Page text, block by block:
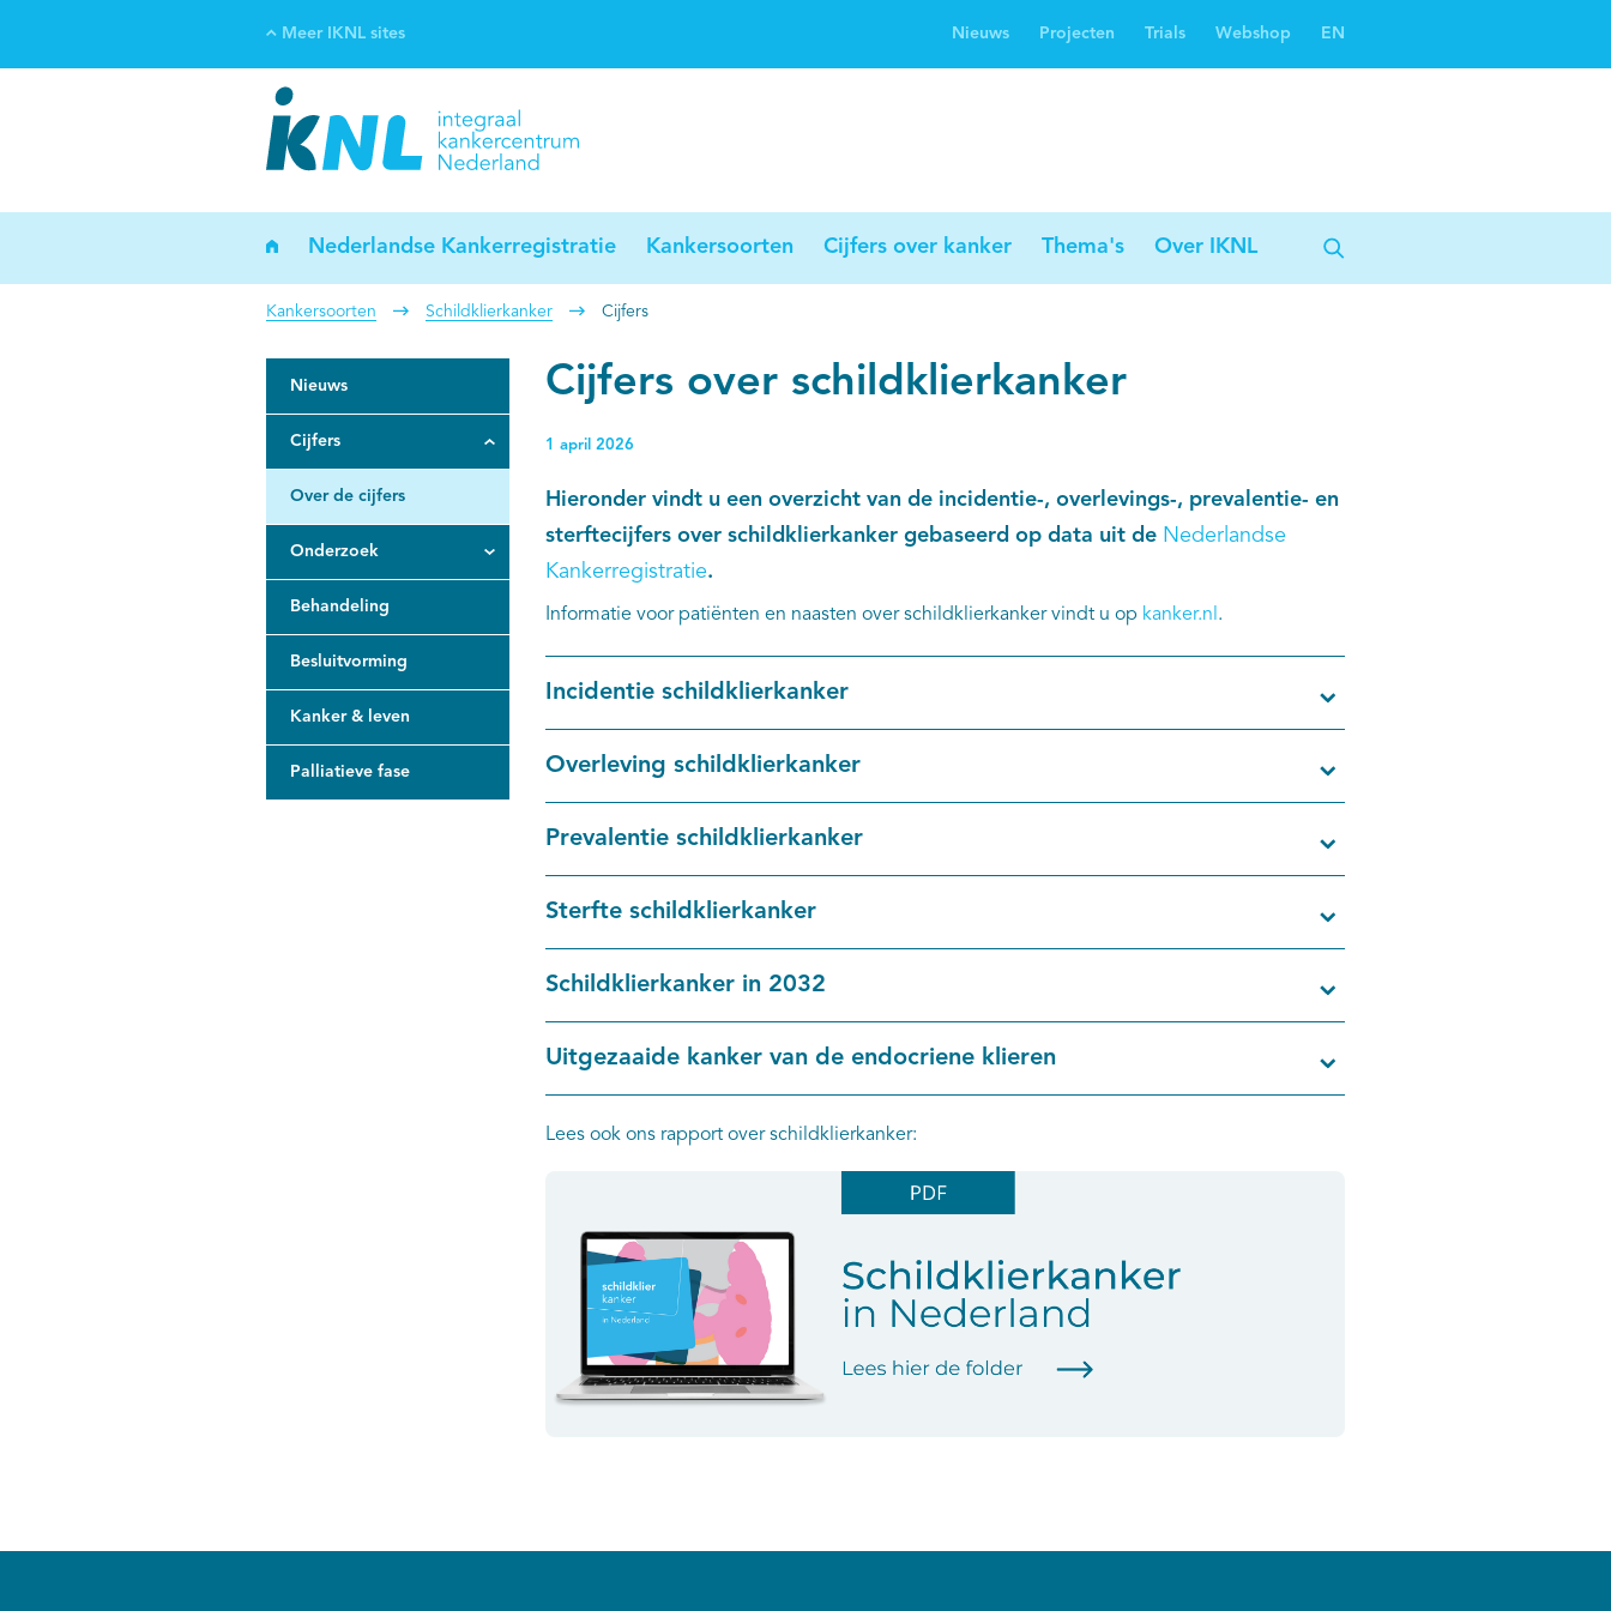
kanker
Meer IKNL sites Nieuws Projecten Trials Webshop EN
Nederlandse Kankerregistratie Kankersoorten Cijfers over kanker Thema's Over IKNL
Kankersoorten Schildklierkanker Cijfers
Nieuws
Cijfers
Over de cijfers
Onderzoek
Behandeling
Besluitvorming
Kanker & leven
Palliatieve fase
Cijfers over schildklierkanker
1 april 2026
Hieronder vindt u een overzicht van de incidentie-, overlevings-, prevalentie- en
sterftecijfers over schildklierkanker gebaseerd op data uit de Nederlandse
Kankerregistratie.
Informatie voor patiënten en naasten over schildklierkanker vindt u op kanker.nl .
Incidentie schildklierkanker
Overleving schildklierkanker
Prevalentie schildklierkanker
Sterfte schildklierkanker
Schildklierkanker in 2032
Uitgezaaide kanker van de endocriene klieren
Lees ook ons rapport over schildklierkanker: